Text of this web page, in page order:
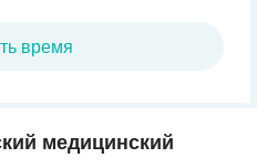
время
медицинский